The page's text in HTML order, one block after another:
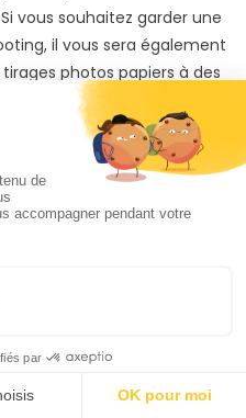
vous souhaitez garder une
il vous sera également
photos papiers à des
depuis votre galerie photo
un
Fondettes
n'avez
chercher
à Fondettes
Fondettes vous-